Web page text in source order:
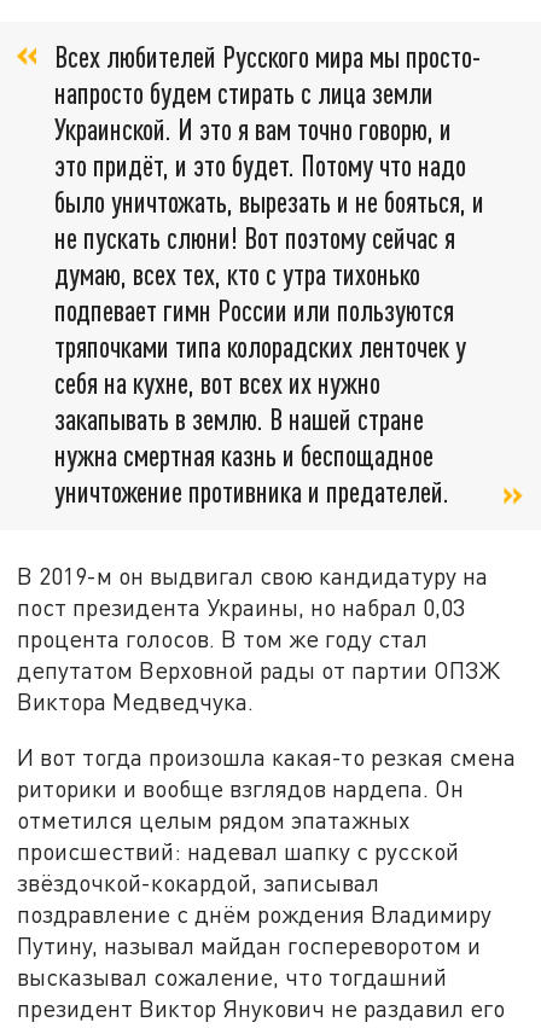
Всех любителей Русского мира мы просто-
напросто будем стирать с лица земли
Украинской. И это я вам точно говорю, и
это придёт, и это будет. Потому что надо
было уничтожать, вырезать и не бояться, и
не пускать слюни! Вот поэтому сейчас я
думаю, всех тех, кто с утра тихонько
подпевает гимн России или пользуются
тряпочками типа колорадских ленточек у
себя на кухне, вот всех их нужно
закапывать в землю. В нашей стране
нужна смертная казнь и беспощадное
уничтожение противника и предателей.
В 2019-м он выдвигал свою кандидатуру на
пост президента Украины, но набрал 0,03
процента голосов. В том же году стал
депутатом Верховной рады от партии ОПЗЖ
Виктора Медведчука.
И вот тогда произошла какая-то резкая смена
риторики и вообще взглядов нардепа. Он
отметился целым рядом эпатажных
происшествий: надевал шапку с русской
звёздочкой-кокардой, записывал
поздравление с днём рождения Владимиру
Путину, называл майдан госпереворотом и
высказывал сожаление, что тогдашний
президент Виктор Янукович не раздавил его